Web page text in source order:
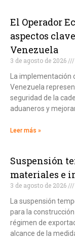
El Operador
aspectos
Venezuela
3 de agosto de 2026
La
Venezuela
seguridad de la
aduaneros y
Leer más »
Suspensión
materiales e
3 de agosto de 2026
La suspensión
para la
régimen de
alcance de la